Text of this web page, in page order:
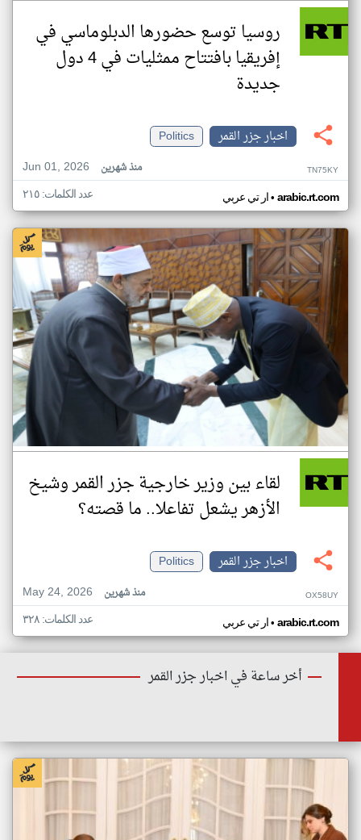
روسيا توسع حضورها الدبلوماسي في
إفريقيا بافتتاح ممثليات في 4 دول
جديدة
اخبار جزر القمر
Politics
Jun 01, 2026
منذ شهرين TN75KY
ار تي عربي• arabic.rt.com عدد الكلمات: ٢١٥
لقاء بين وزير خارجية جزر القمر وشيخ
الأزهر يشعل تفاعلا.. ما قصته؟
اخبار جزر القمر
Politics
May 24, 2026
منذ شهرين OX58UY
ار تي عربي• arabic.rt.com عدد الكلمات: ٣٢٨
أخر ساعة في اخبار جزر القمر